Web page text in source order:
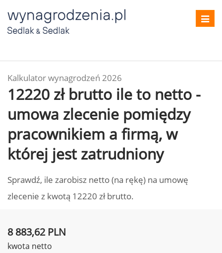
Kalkulator wynagrodzeń 2026
12220 zł brutto ile to netto -
umowa zlecenie pomiędzy
pracownikiem a firmą, w
której jest zatrudniony
Sprawdź, ile zarobisz netto (na rękę) na umowę
zlecenie z kwotą 12220 zł brutto.
8 883,62 PLN
kwota netto